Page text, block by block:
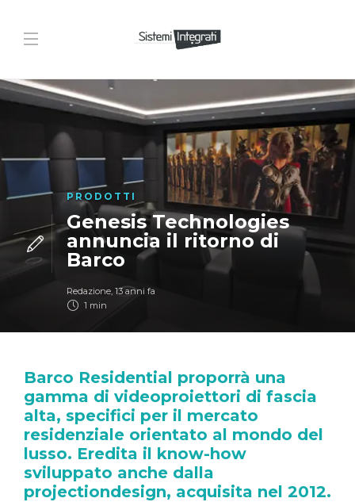
PRODOTTI
Genesis Technologies
annuncia il ritorno di
Barco
Redazione, 13 anni fa
1 min
Barco Residential proporrà una
gamma di videoproiettori di fascia
alta, specifici per il mercato
residenziale orientato al mondo del
lusso. Eredita il know-how
sviluppato anche dalla
projectiondesign, acquisita nel 2012.